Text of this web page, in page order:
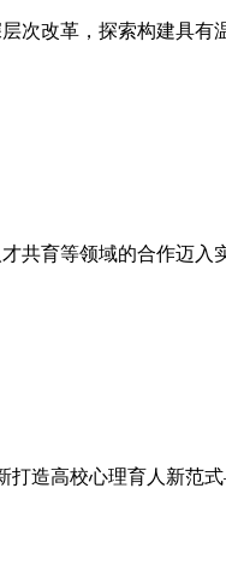
次改革，探索构建具
育等领域的合作迈
造高校心理育人新